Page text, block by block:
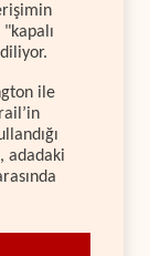
ile
adadaki